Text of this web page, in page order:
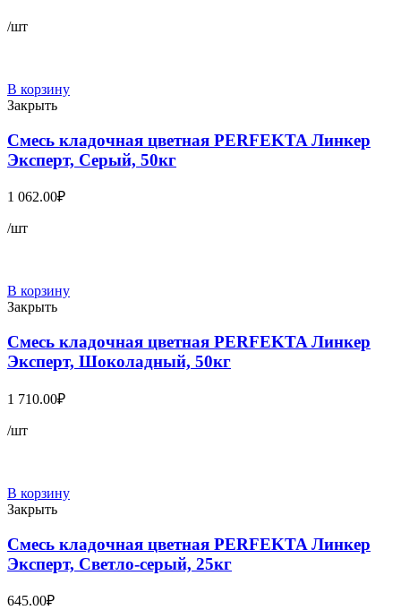
/шт
В корзину
Закрыть
Смесь кладочная цветная PERFEKTA Линкер
Эксперт, Серый, 50кг
1 062.00₽
/шт
В корзину
Закрыть
Смесь кладочная цветная PERFEKTA Линкер
Эксперт, Шоколадный, 50кг
1 710.00₽
/шт
В корзину
Закрыть
Смесь кладочная цветная PERFEKTA Линкер
Эксперт, Светло-серый, 25кг
645.00₽